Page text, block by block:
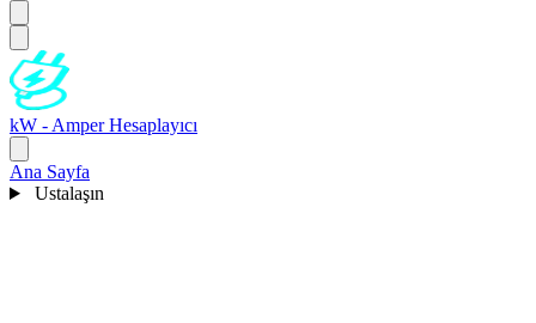
kW - Amper Hesaplayıcı
Ana Sayfa
Ustalaşın